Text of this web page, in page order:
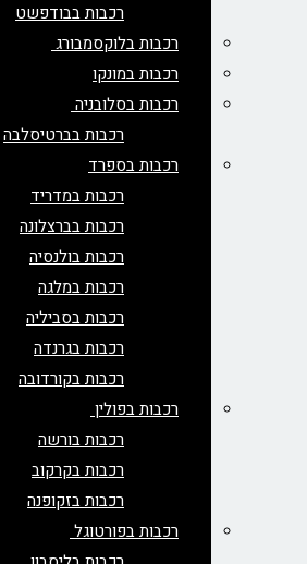
רכבות בבודפשט
רכבות בלוקסמבורג
רכבות במונקו
רכבות בסלובניה
רכבות בברטיסלבה
רכבות בספרד
רכבות במדריד
רכבות בברצלונה
רכבות בולנסיה
רכבות במלגה
רכבות בסביליה
רכבות בגרנדה
רכבות בקורדובה
רכבות בפולין
רכבות בורשה
רכבות בקרקוב
רכבות בזקופנה
רכבות בפורטוגל